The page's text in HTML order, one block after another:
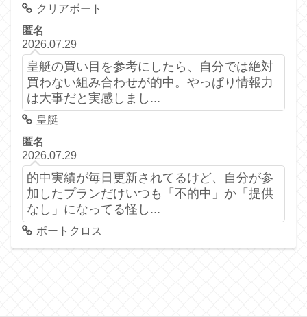
クリアボート
匿名
2026.07.29
皇艇の買い目を参考にしたら、自分では絶対
買わない組み合わせが的中。やっぱり情報力
は大事だと実感しまし...
皇艇
匿名
2026.07.29
的中実績が毎日更新されてるけど、自分が参
加したプランだけいつも「不的中」か「提供
なし」になってる怪し...
ボートクロス